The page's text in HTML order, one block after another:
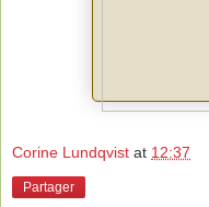
Corine Lundqvist at 12:37
Partager